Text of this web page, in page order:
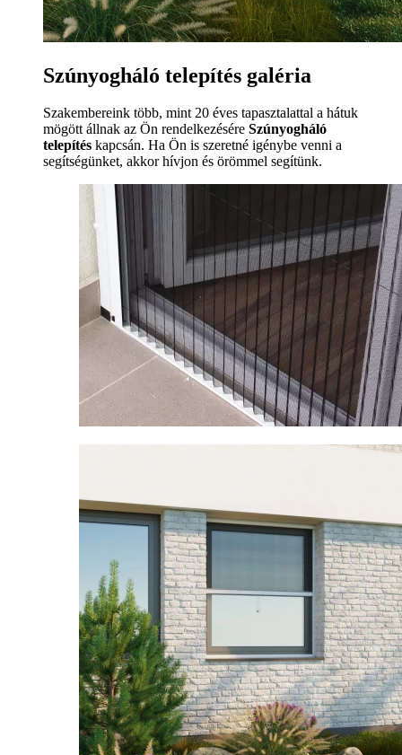
Szúnyogháló telepítés galéria
Szakembereink több, mint 20 éves tapasztalattal a hátuk
mögött állnak az Ön rendelkezésére Szúnyogháló
telepítés kapcsán. Ha Ön is szeretné igénybe venni a
segítségünket, akkor hívjon és örömmel segítünk.